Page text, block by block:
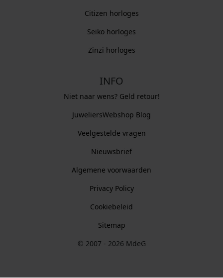
Citizen horloges
Seiko horloges
Zinzi horloges
INFO
Niet naar wens? Geld retour!
JuweliersWebshop Blog
Veelgestelde vragen
Nieuwsbrief
Algemene voorwaarden
Privacy Policy
Cookiebeleid
Sitemap
© 2007 - 2026 MdeG